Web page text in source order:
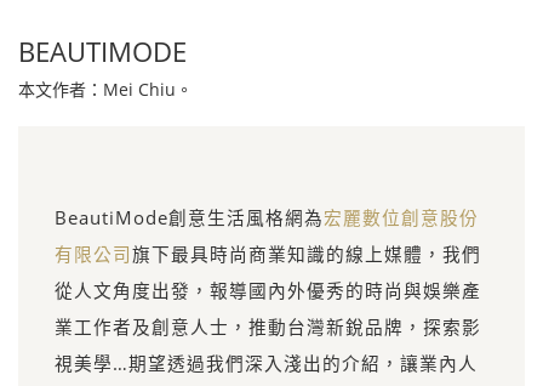
BEAUTIMODE
本文作者：Mei Chiu。
BeautiMode創意生活風格網為宏麗數位創意股份
有限公司旗下最具時尚商業知識的線上媒體，我們
從人文角度出發，報導國內外優秀的時尚與娛樂產
業工作者及創意人士，推動台灣新銳品牌，探索影
視美學…期望透過我們深入淺出的介紹，讓業內人